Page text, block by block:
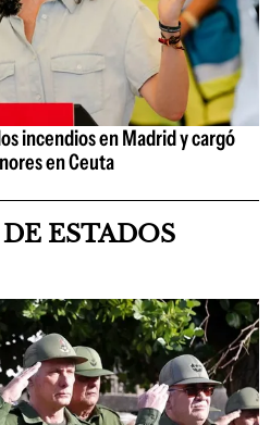
incendios en Madrid y cargó
en Ceuta
ESTADOS